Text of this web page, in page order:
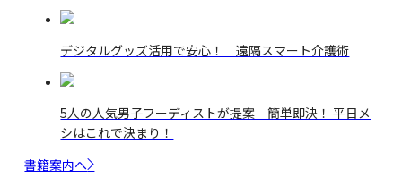
デジタルグッズ活用で安心！ 遠隔スマート介護術
5人の人気男子フーディストが提案 簡単即決！ 平日メ
シはこれで決まり！
書籍案内へ